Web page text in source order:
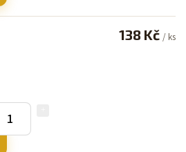
138 Kč / ks